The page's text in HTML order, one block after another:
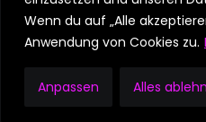
Wenn du auf „Alle
Anwendung von Cookies zu.
Anpassen Alles